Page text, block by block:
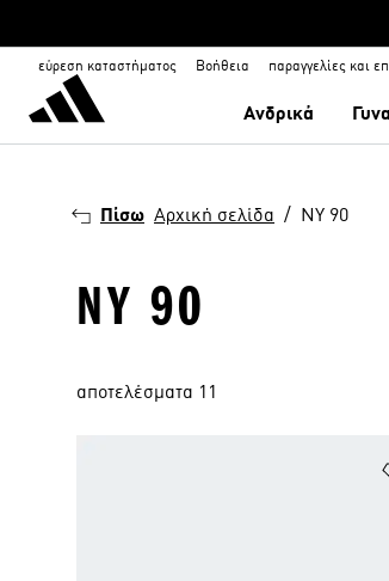
εύρεση καταστήματος Βοήθεια παραγγελίες και
Ανδρικά
Πίσω Αρχική σελίδα NY 90
NY 90
αποτελέσματα 11